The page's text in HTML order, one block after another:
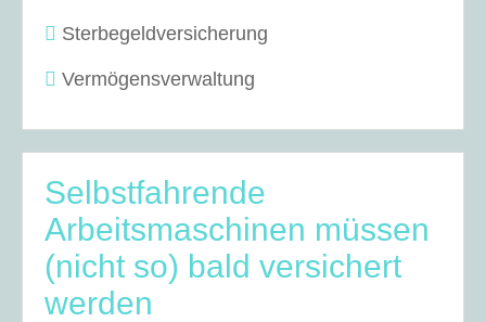
Sterbegeldversicherung
Vermögensverwaltung
Selbstfahrende
Arbeitsmaschinen müssen
(nicht so) bald versichert
werden